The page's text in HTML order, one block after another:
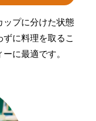
ップに分けた状態
に料理を取るこ
に最適です。